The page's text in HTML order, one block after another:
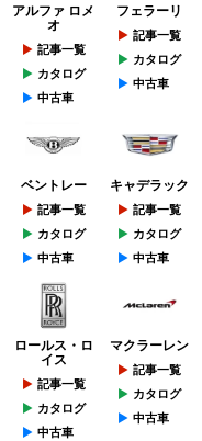
アルファ ロメ
オ
記事一覧
カタログ
中古車
フェラーリ
記事一覧
カタログ
中古車
ベントレー
記事一覧
カタログ
中古車
キャデラック
記事一覧
カタログ
中古車
ロールス・ロ
イス
記事一覧
カタログ
中古車
マクラーレン
記事一覧
カタログ
中古車